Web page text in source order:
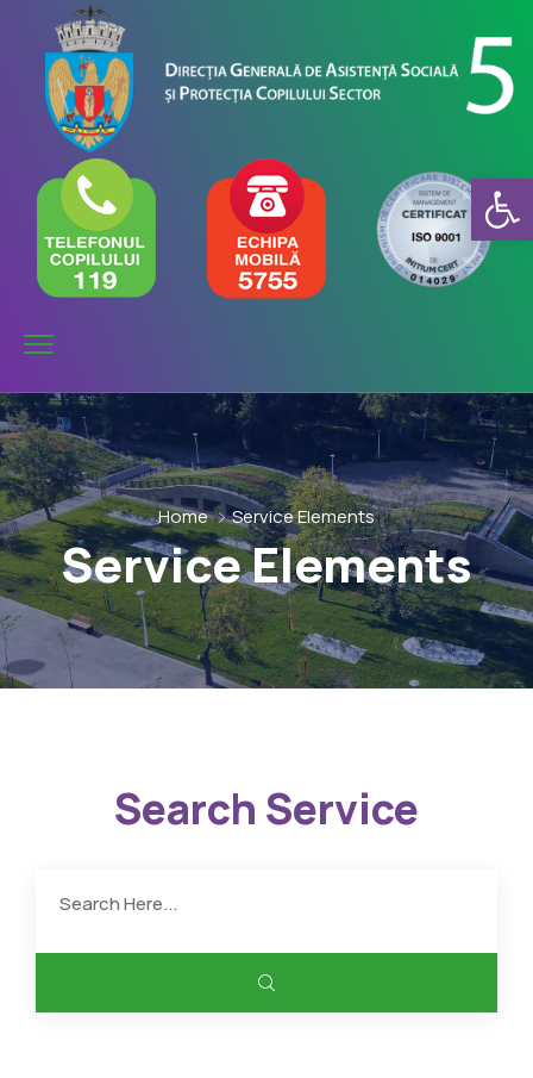
Home Service Elements
Service Elements
Search Service